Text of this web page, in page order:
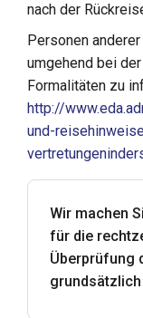
nach der
Personen
umgehend bei
Formalitäten zu
http://
und-
Wir machen
für die
Überprüfung